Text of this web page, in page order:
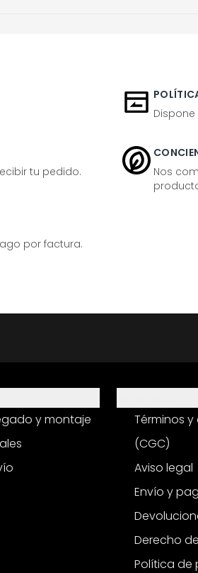
tu pedido.
Nos
por factura.
y montaje
Términos
(CGC)
Aviso legal
Envío y
Derecho
Política de